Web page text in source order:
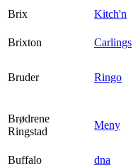
Brix
Kitch'n
Brixton
Carlings
Bruder Ringo
Brødrene
Ringstad
Meny
Buffalo
dna